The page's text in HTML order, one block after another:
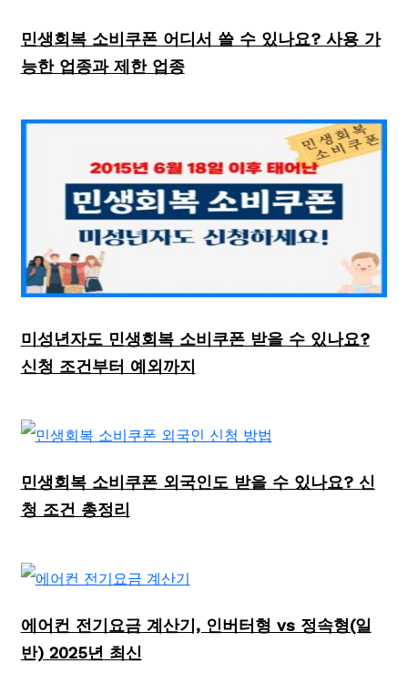
민생회복 소비쿠폰 어디서 쓸 수 있나요? 사용 가
능한 업종과 제한 업종
미성년자도 민생회복 소비쿠폰 받을 수 있나요?
신청 조건부터 예외까지
민생회복 소비쿠폰 외국인도 받을 수 있나요? 신
청 조건 총정리
에어컨 전기요금 계산기, 인버터형 vs 정속형(일
반) 2025년 최신